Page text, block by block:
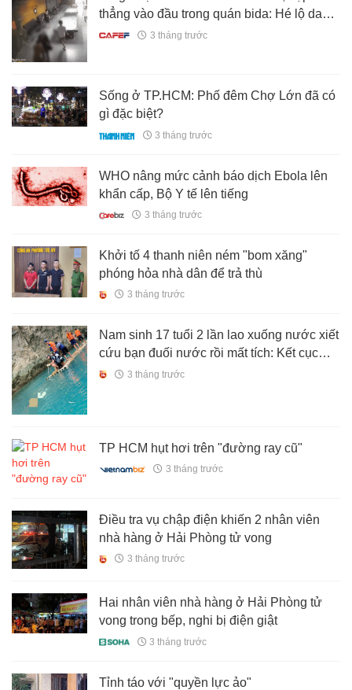
thẳng vào đầu trong quán bida: Hé lộ danh
tính và mối quan hệ ít ai ngờ giữa hai
3 tháng trước
Sống ở TP.HCM: Phố đêm Chợ Lớn đã có
gì đặc biệt?
3 tháng trước
WHO nâng mức cảnh báo dịch Ebola lên
khẩn cấp, Bộ Y tế lên tiếng
3 tháng trước
Khởi tố 4 thanh niên ném "bom xăng"
phóng hỏa nhà dân để trả thù
3 tháng trước
Nam sinh 17 tuổi 2 lần lao xuống nước xiết
cứu bạn đuối nước rồi mất tích: Kết cục
khiến ai cũng xót xa
3 tháng trước
TP HCM hụt hơi trên "đường ray cũ"
3 tháng trước
Điều tra vụ chập điện khiến 2 nhân viên
nhà hàng ở Hải Phòng tử vong
3 tháng trước
Hai nhân viên nhà hàng ở Hải Phòng tử
vong trong bếp, nghi bị điện giật
3 tháng trước
Tỉnh táo với "quyền lực ảo"